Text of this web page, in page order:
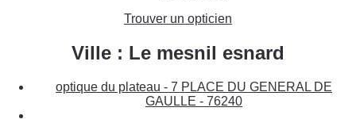
Trouver un opticien
Ville : Le mesnil esnard
optique du plateau - 7 PLACE DU GENERAL DE
GAULLE - 76240